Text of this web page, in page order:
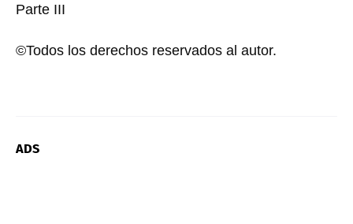
Parte III
©Todos los derechos reservados al autor.
ADS